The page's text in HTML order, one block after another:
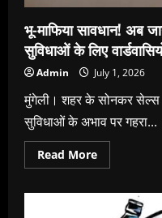
त्यागपत्र।।
भू-माफिया सावधान! अब
सुविधाओं के लिए
Admin July 1, 2026
मुंगेली। शहर के सोनकर सेल्स
सुविधाओं के अभाव पर गहरा...
Read MoreRead
more
सावधान!